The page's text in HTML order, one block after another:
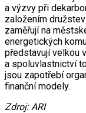
a výzvy při
založením
zaměřují na
energetických
představují velkou
a spoluvlastnictví
jsou zapotřebí
finanční modely.
Zdroj: ARI